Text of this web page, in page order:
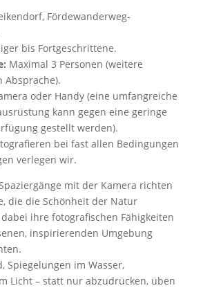
Fördewanderweg-
bis Fortgeschrittene.
Maximal 3 Personen (weitere
Absprache).
oder Handy (eine umfangreiche
kann gegen eine geringe
gestellt werden).
bei fast allen Bedingungen
verlegen wir.
mit der Kamera richten
die die Schönheit der Natur
ihre fotografischen Fähigkeiten
inspirierenden Umgebung
Spiegelungen im Wasser,
Licht – statt nur abzudrücken, üben